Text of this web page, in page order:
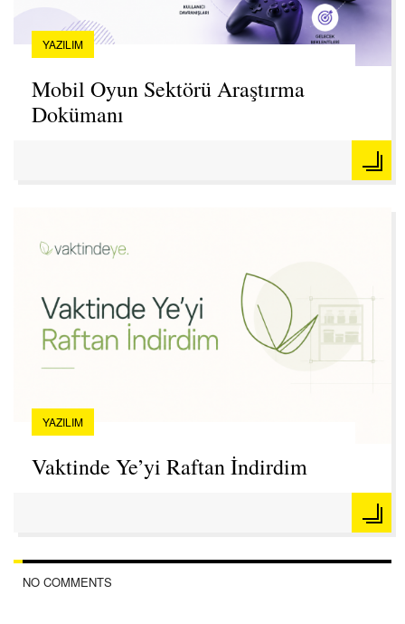
YAZILIM
Mobil Oyun Sektörü Araştırma
Dokümanı
YAZILIM
Vaktinde Ye’yi Raftan İndirdim
NO COMMENTS